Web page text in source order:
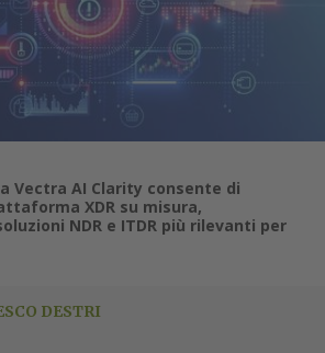
Vectra AI Clarity consente di
XDR su misura,
NDR e ITDR più rilevanti per
DESTRI